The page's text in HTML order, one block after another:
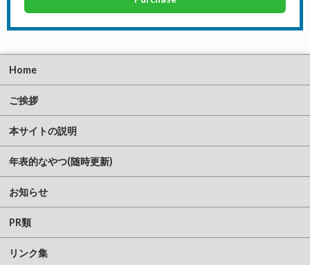
Home
ご挨拶
本サイトの説明
年表的なやつ(随時更新)
お知らせ
PR類
リンク集